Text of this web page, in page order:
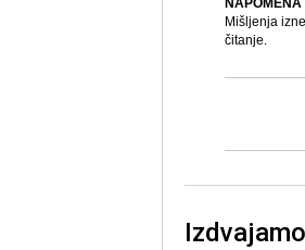
NAPOMENA
Mišljenja
čitanje.
Izdvajamo